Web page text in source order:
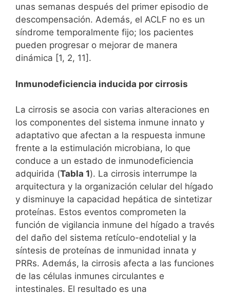
unas semanas después del primer episodio de
descompensación. Además, el ACLF no es un
síndrome temporalmente fijo; los pacientes
pueden progresar o mejorar de manera
dinámica [1, 2, 11].
Inmunodeficiencia inducida por cirrosis
La cirrosis se asocia con varias alteraciones en
los componentes del sistema inmune innato y
adaptativo que afectan a la respuesta inmune
frente a la estimulación microbiana, lo que
conduce a un estado de inmunodeficiencia
adquirida (Tabla 1). La cirrosis interrumpe la
arquitectura y la organización celular del hígado
y disminuye la capacidad hepática de sintetizar
proteínas. Estos eventos comprometen la
función de vigilancia inmune del hígado a través
del daño del sistema retículo-endotelial y la
síntesis de proteínas de inmunidad innata y
PRRs. Además, la cirrosis afecta a las funciones
de las células inmunes circulantes e
intestinales. El resultado es una